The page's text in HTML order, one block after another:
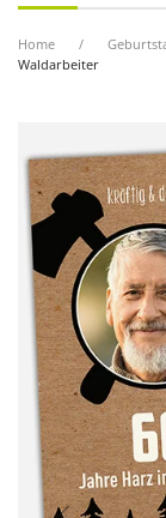
Home
Waldarbeiter